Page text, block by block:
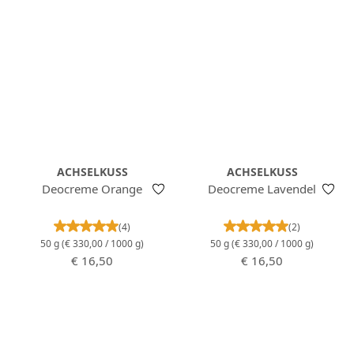
ACHSELKUSS
Deocreme Orange
Durchschnittliche Bewertung von 5 von 5
(4)
50 g(€ 330,00 / 1000 g)
Regulärer Preis:
€ 16,50
ACHSELKUSS
Deocreme Lavendel
(2)
50 g(€ 330,00 / 1000 g)
Regulärer Preis:
€ 16,50